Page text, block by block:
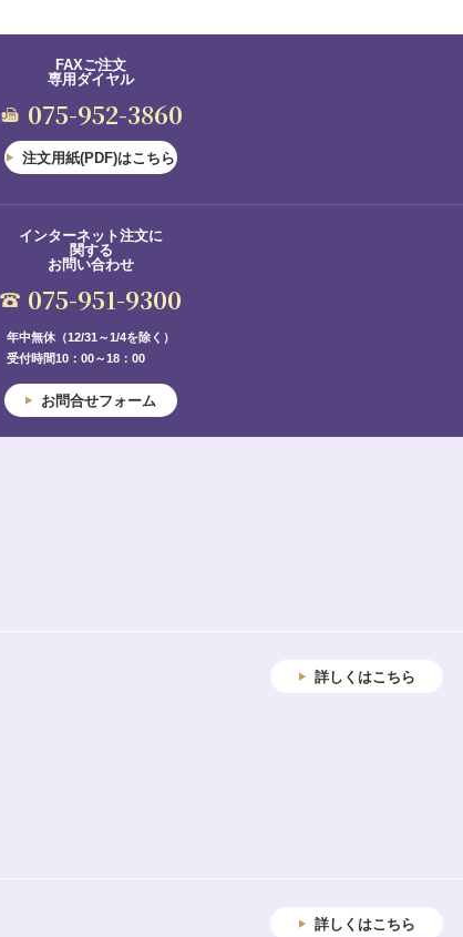
FAXご注文
専用ダイヤル
075-952-3860
注文用紙(PDF)はこちら
インターネット注文に
関する
お問い合わせ
075-951-9300
年中無休（12/31～1/4を除く）
受付時間10：00～18：00
お問合せフォーム
詳しくはこちら
詳しくはこちら